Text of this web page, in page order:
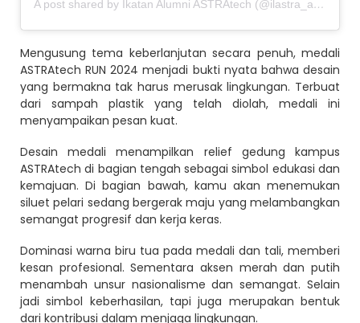
A post shared by Ikatan Alumni ASTRAtech (@ilastra_astratech)
Mengusung tema keberlanjutan secara penuh, medali
ASTRAtech RUN 2024 menjadi bukti nyata bahwa desain
yang bermakna tak harus merusak lingkungan. Terbuat
dari sampah plastik yang telah diolah, medali ini
menyampaikan pesan kuat.
Desain medali menampilkan relief gedung kampus
ASTRAtech di bagian tengah sebagai simbol edukasi dan
kemajuan. Di bagian bawah, kamu akan menemukan
siluet pelari sedang bergerak maju yang melambangkan
semangat progresif dan kerja keras.
Dominasi warna biru tua pada medali dan tali, memberi
kesan profesional. Sementara aksen merah dan putih
menambah unsur nasionalisme dan semangat. Selain
jadi simbol keberhasilan, tapi juga merupakan bentuk
dari kontribusi dalam menjaga lingkungan.